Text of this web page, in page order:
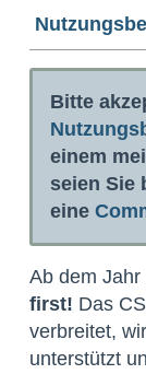
Bitte
einem
seien Sie
eine
Ab dem
first! Das
verbreitet,
unterstützt